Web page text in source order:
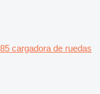
cargadora de ruedas